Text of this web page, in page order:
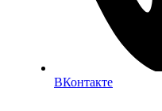
ВКонтакте